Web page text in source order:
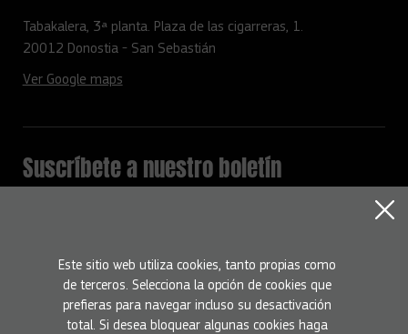
Tabakalera, 3ª planta. Plaza de las cigarreras, 1.
20012 Donostia - San Sebastián
Ver Google maps
Suscríbete a nuestro boletín
Nombre
Email
Este sitio web utiliza cookies, tanto propias como
de terceros. Selecciona la opción de cookies que
prefieras para navegar incluso su desactivación
total. Si desea bloquear algunas cookies haga